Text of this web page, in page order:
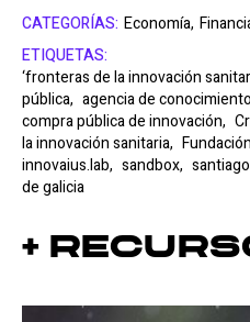
CATEGORÍAS: Economía,
ETIQUETAS:
‘fronteras de la innovación
pública, agencia de
compra pública de innovación,
la innovación sanitaria,
innovaius.lab, sandbox,
de galicia
+